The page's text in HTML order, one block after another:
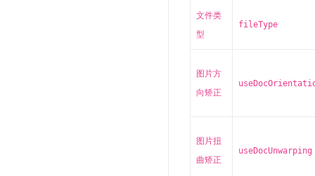
文件类
型
fileType
图片方
向矫正
图片扭
曲矫正
useDocUnwarping